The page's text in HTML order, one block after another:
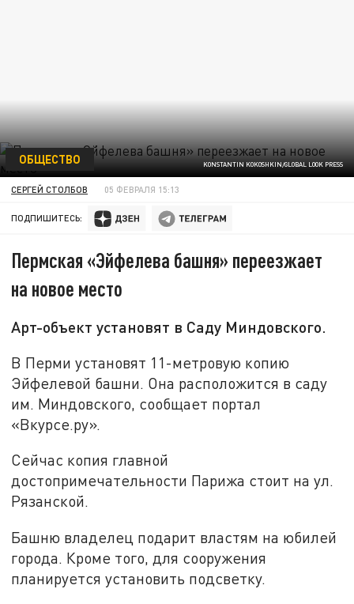
KONSTANTIN KOKOSHKIN/GLOBAL LOOK PRESS
ОБЩЕСТВО
СЕРГЕЙ СТОЛБОВ 05 ФЕВРАЛЯ 15:13
ПОДПИШИТЕСЬ:
Пермcкая «Эйфелева башня» переезжает
на новое место
Арт-объект установят в Саду Миндовского.
В Перми установят 11-метровую копию
Эйфелевой башни. Она расположится в саду
им. Миндовского, сообщает портал
«Вкурсе.ру».
Сейчас копия главной
достопримечательности Парижа стоит на ул.
Рязанской.
Башню владелец подарит властям на юбилей
города. Кроме того, для сооружения
планируется установить подсветку.